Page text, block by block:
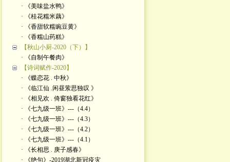
· 《美味盐水鸭》
· 《桂花糯米藕》
· 《香甜软糯豌豆黄》
· 《香糯山药糕》
【秋山小厨-2020（下）】
· 《自制午餐肉》
【诗词赋作-2020】
· 《蝶恋花 . 中秋》
· 《临江仙 .闲昼萦思独叹 》
· 《相见欢 . 倚窗独看花红》
· 《七九级一班》---（4.4）
· 《七九级一班》---（4.3）
· 《七九级一班》---（4.2）
· 《七九级一班》---（4.1）
· 《长相思 . 庚子感春》
· 《绝句》-2019湖北新冠疫灾